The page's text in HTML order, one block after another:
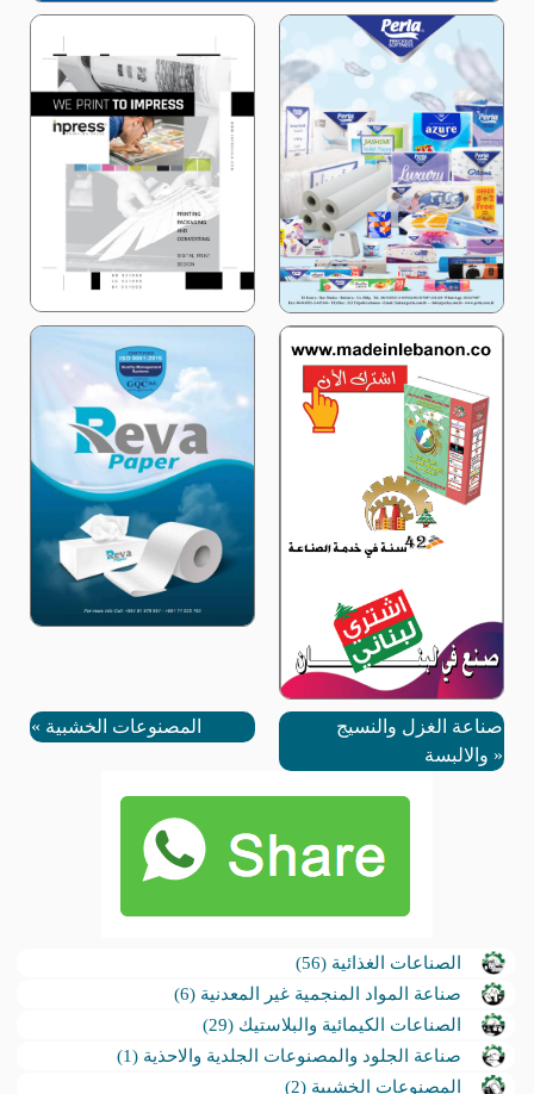
« المصنوعات الخشبية
صناعة الغزل والنسيج
والالبسة »
الصناعات الغذائية (56)
صناعة المواد المنجمية غير المعدنية (6)
الصناعات الكيمائية والبلاستيك (29)
صناعة الجلود والمصنوعات الجلدية والاحذية (1)
المصنوعات الخشبية (2)